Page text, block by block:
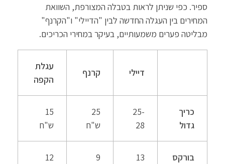
ספיר. כפי שניתן לראות בטבלה המצורפת, השוואת
המחירים בין העגלה החדשה לבין "הדיילי" ו"הקרנף"
מבליטה פערים משמעותיים, בעיקר במחירי הכריכים.
דיילי קרנף
עגלת
הקפה
כריך
גדול
25-
28
25
ש"ח
15
ש"ח
בורקס 13
9
12